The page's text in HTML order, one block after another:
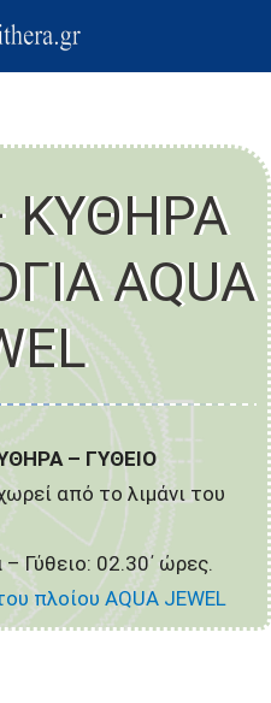
ΚΥΘΗΡΑ
AQUA
– ΓΥΘΕΙΟ
από το λιμάνι του
– Γύθειο: 02.30΄ ώρες.
πλοίου AQUA JEWEL